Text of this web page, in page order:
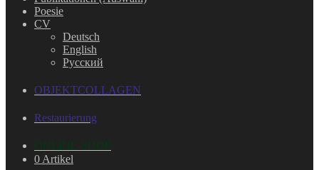
Poesie
CV
Deutsch
English
Русский
OBJEKTCOLLAGEN
Restaurierung
ONLINE-SHOP
0 Artikel